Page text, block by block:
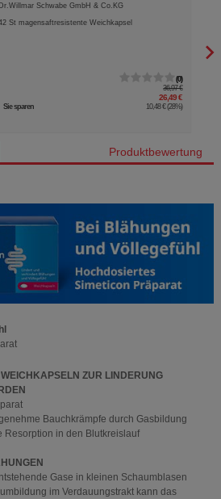
Dr.Willmar Schwabe GmbH & Co.KG
St magensaftresistente Weichkapsel
0
36,97 €
26,49 €
Sie sparen 10,48 € (28%)
Produktbewertung
ZUR LINDERUNG
Bauchkrämpfe durch Gasbildung
Resorption in den Blutkreislauf
Gase in kleinen Schaumblasen
im Verdauungstrakt kann das